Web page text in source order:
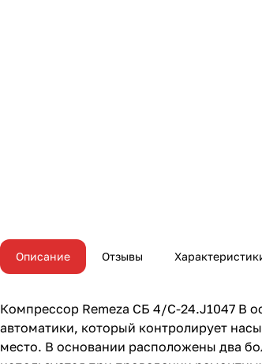
Описание Отзывы
Компрессор Remeza СБ 4/С-24.J1047 B
автоматики, который контролирует
место. В основании расположены два